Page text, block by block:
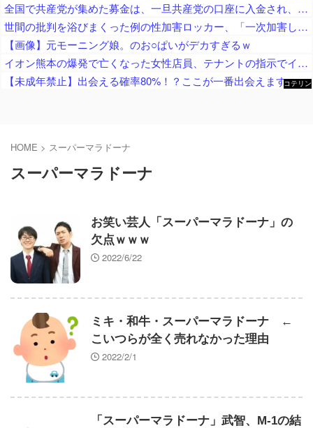
全国で共産党が集めた募金は、一旦共産党の口座に入金され、まとめて、被災自治体や団体（農協や漁協など）にも届けられます
世間の批判を浴びまくった例の性加害ロッカー、「一次加害した人間がこれ言うのか」と周囲を唖然とさせる言動を……
【画像】元モーニング娘。のお○ぱいがデカすぎるｗ
イオン熊本の爆発で亡くなった女性店員、テナントの指示でイオン店舗内に強行突入させられた疑惑が浮上中
【未成年禁止】出会える確率80%！？ここが一番出会えますコテリン
HOME > スーパーマラドーナ
スーパーマラドーナ
お笑い芸人「スーパーマラドーナ」の
欠点ｗｗｗ
2022/6/22
ミキ・和牛・スーパーマラドーナ ←
こいつらが全く売れなかった理由
2022/2/1
「スーパーマラドーナ」武智、M-1の結